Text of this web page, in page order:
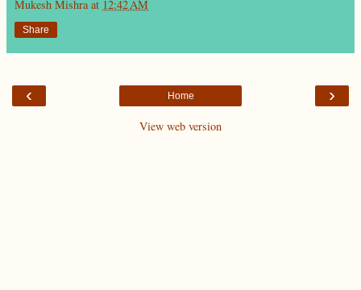
Mukesh Mishra at 12:42 AM
Share
‹ ›
Home
View web version